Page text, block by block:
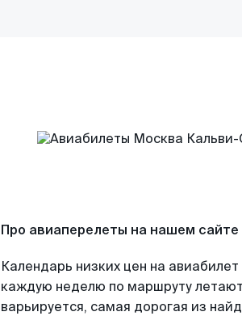
Про авиаперелеты на нашем сайте
Календарь низких цен на
каждую неделю по маршруту
варьируется, самая дорогая из